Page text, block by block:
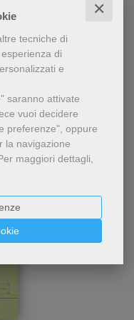
✕
tecniche di
di
e
saranno attivate
vuoi decidere
preferenze", oppure
la navigazione
maggiori dettagli,
con
e
sui
di